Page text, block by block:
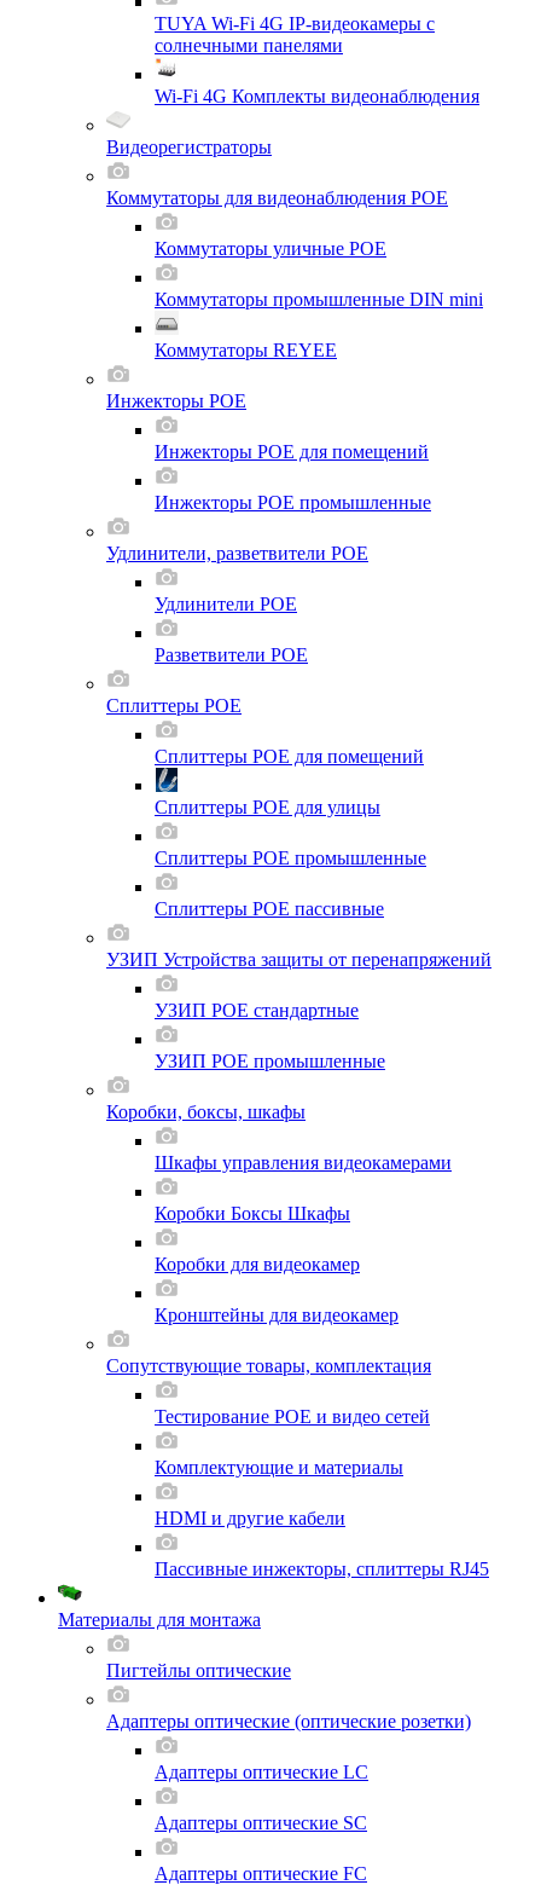
TUYA Wi-Fi 4G IP-видеокамеры с
солнечными панелями
Wi-Fi 4G Комплекты видеонаблюдения
Видеорегистраторы
Коммутаторы для видеонаблюдения POE
Коммутаторы уличные POE
Коммутаторы промышленные DIN mini
Коммутаторы REYEE
Инжекторы POE
Инжекторы POE для помещений
Инжекторы POE промышленные
Удлинители, разветвители POE
Удлинители POE
Разветвители POE
Сплиттеры POE
Сплиттеры POE для помещений
Сплиттеры POE для улицы
Сплиттеры POE промышленные
Сплиттеры POE пассивные
УЗИП Устройства защиты от перенапряжений
УЗИП POE стандартные
УЗИП POE промышленные
Коробки, боксы, шкафы
Шкафы управления видеокамерами
Коробки Боксы Шкафы
Коробки для видеокамер
Кронштейны для видеокамер
Сопутствующие товары, комплектация
Тестирование POE и видео сетей
Комплектующие и материалы
HDMI и другие кабели
Пассивные инжекторы, сплиттеры RJ45
Материалы для монтажа
Пигтейлы оптические
Адаптеры оптические (оптические розетки)
Адаптеры оптические LC
Адаптеры оптические SC
Адаптеры оптические FC